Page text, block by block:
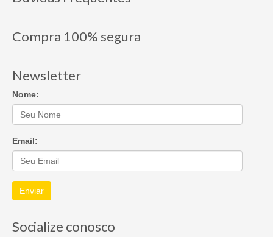
Compra 100% segura
Newsletter
Nome:
Email:
Enviar
Socialize conosco